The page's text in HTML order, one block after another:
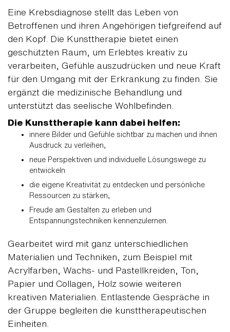
Eine Krebsdiagnose stellt das Leben von
Betroffenen und ihren Angehörigen tiefgreifend auf
den Kopf. Die Kunsttherapie bietet einen
geschützten Raum, um Erlebtes kreativ zu
verarbeiten, Gefühle auszudrücken und neue Kraft
für den Umgang mit der Erkrankung zu finden. Sie
ergänzt die medizinische Behandlung und
unterstützt das seelische Wohlbefinden.
Die Kunsttherapie kann dabei helfen:
innere Bilder und Gefühle sichtbar zu machen und ihnen
Ausdruck zu verleihen,
neue Perspektiven und individuelle Lösungswege zu
entwickeln
die eigene Kreativität zu entdecken und persönliche
Ressourcen zu stärken,
Freude am Gestalten zu erleben und
Entspannungstechniken kennenzulernen.
Gearbeitet wird mit ganz unterschiedlichen
Materialien und Techniken, zum Beispiel mit
Acrylfarben, Wachs- und Pastellkreiden, Ton,
Papier und Collagen, Holz sowie weiteren
kreativen Materialien. Entlastende Gespräche in
der Gruppe begleiten die kunsttherapeutischen
Einheiten.